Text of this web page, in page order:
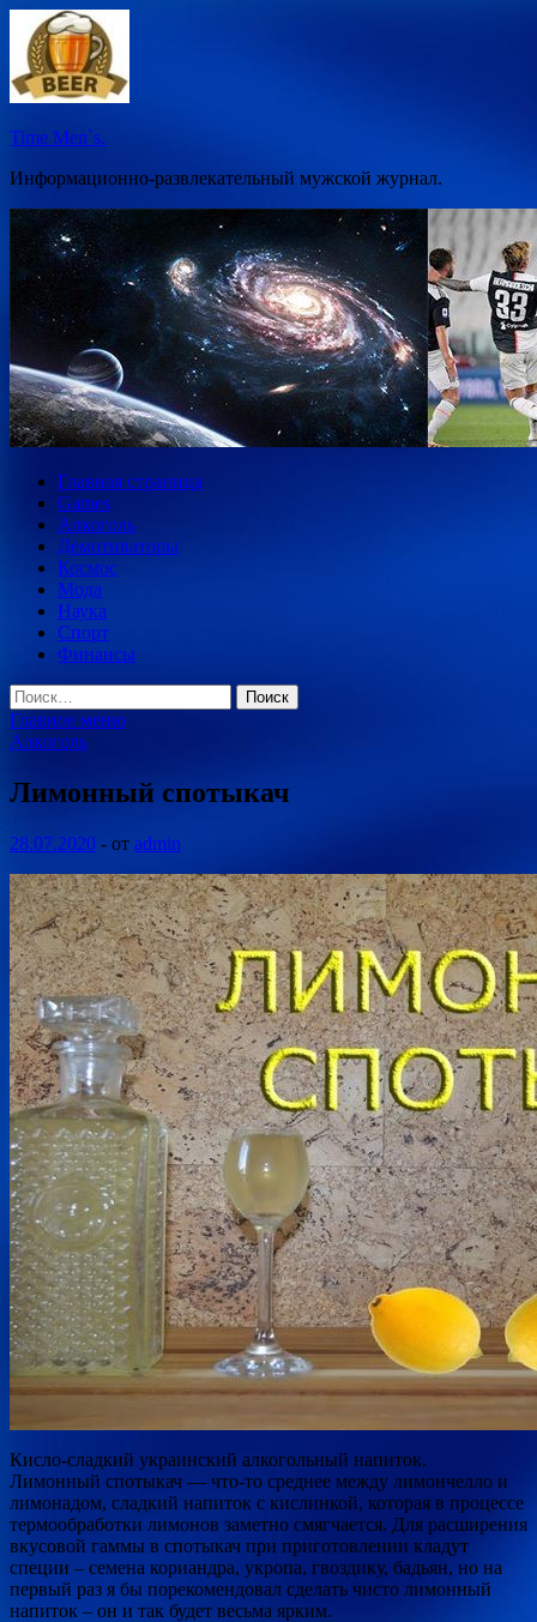
Перейти
содержимому
Time Men`s.
Информационно-развлекательный мужской журнал.
Главная страница
Games
Алкоголь
Демотиваторы
Космос
Мода
Наука
Спорт
Финансы
Найти:
Главное меню
Алкоголь
Лимонный спотыкач
28.07.2020 - от admin
Кисло-сладкий украинский алкогольный напиток.
Лимонный спотыкач — что-то среднее между лимончелло и
лимонадом, сладкий напиток с кислинкой, которая в процессе
термообработки лимонов заметно смягчается. Для расширения
вкусовой гаммы в спотыкач при приготовлении кладут
специи – семена кориандра, укропа, гвоздику, бадьян, но на
первый раз я бы порекомендовал сделать чисто лимонный
напиток – он и так будет весьма ярким.